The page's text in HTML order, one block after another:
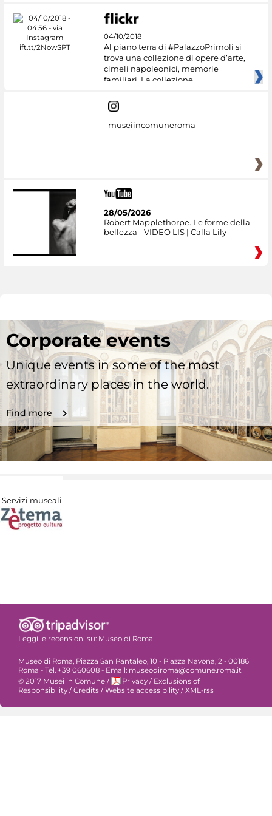
04/10/2018
Al piano terra di #PalazzoPrimoli si
trova una collezione di opere d’arte,
cimeli napoleonici, memorie
familiari. La collezione
museiincomuneroma
28/05/2026
Robert Mapplethorpe. Le forme della
bellezza - VIDEO LIS | Calla Lily
Corporate events
Unique events in some of the most
extraordinary places in the world.
Find more
Servizi museali
Leggi le recensioni su: Museo di Roma
Museo di Roma, Piazza San Pantaleo, 10 - Piazza Navona, 2 - 00186
Roma - Tel. +39 060608 - Email: museodiroma@comune.roma.it
© 2017 Musei in Comune / Privacy / Exclusions of
Responsibility / Credits / Website accessibility / XML-rss